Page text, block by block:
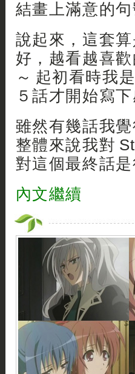
結畫上滿意的句
說起來，這套
好，越看越喜
～ 起初看時我
５話才開始寫下
雖然有幾話我
整體來說我對
對這個最終話
內文繼續